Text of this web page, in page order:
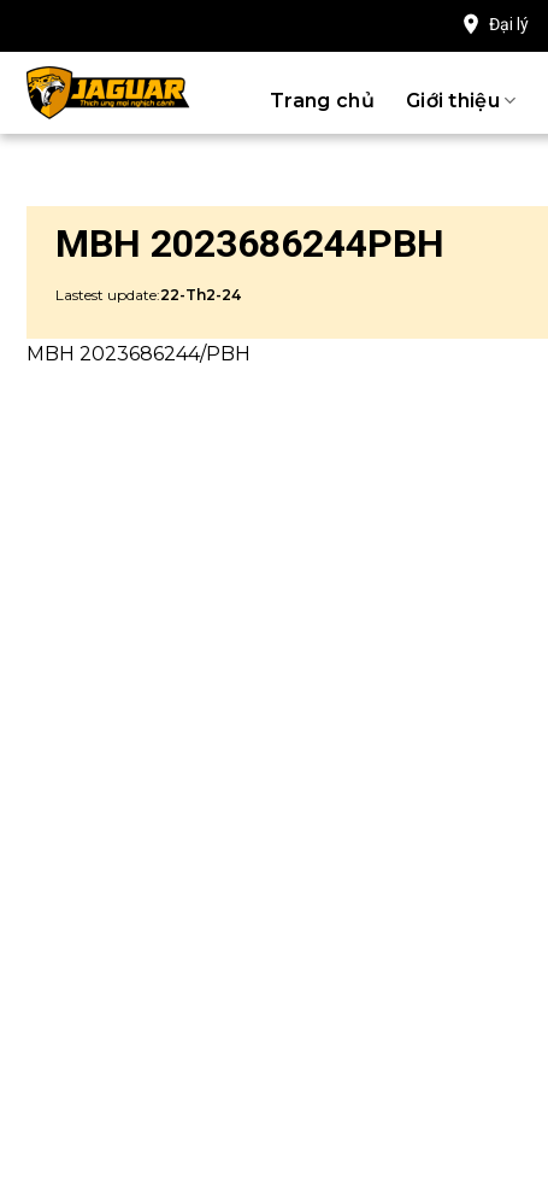
dung
Đại lý
Trang chủ Giới thiệu
MBH 2023686244PBH
Lastest update:22-Th2-24
MBH 2023686244/PBH